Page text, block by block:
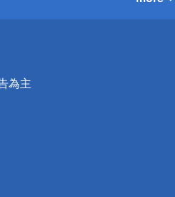
為主